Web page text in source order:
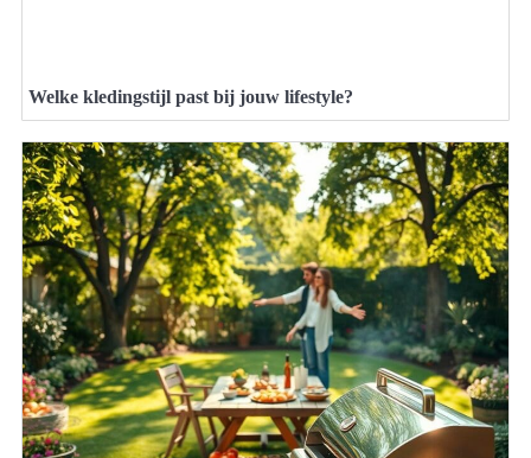
Welke kledingstijl past bij jouw lifestyle?